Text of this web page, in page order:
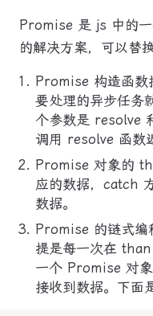
Promise 是 js 中的
的解决方案，可以替
Promise 构造函数
要处理的异步任务
个参数是 resolve
调用 resolve 函数
Promise 对象的
应的数据，catch
数据。
Promise 的链式编
提是每一次在
一个 Promise 对
接收到数据。下面